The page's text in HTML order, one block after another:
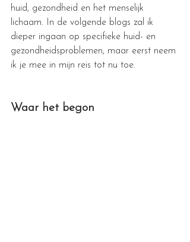
huid, gezondheid en het menselijk
lichaam. In de volgende blogs zal ik
dieper ingaan op specifieke huid- en
gezondheidsproblemen, maar eerst neem
ik je mee in mijn reis tot nu toe.
Waar het begon